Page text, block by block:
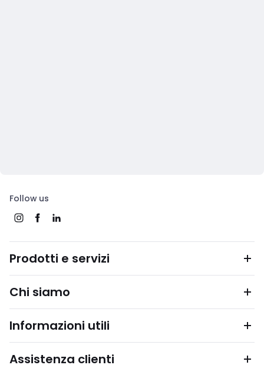
Follow us
Prodotti e servizi
Chi siamo
Informazioni utili
Assistenza clienti